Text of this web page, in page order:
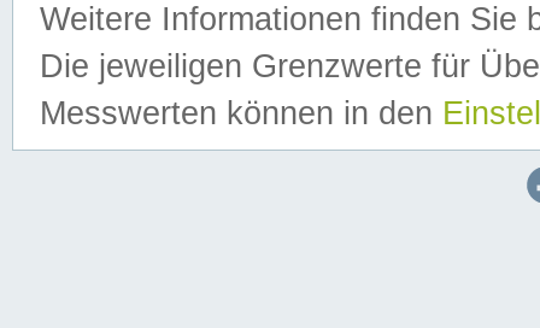
Weitere Informationen finden Sie
Die jeweiligen Grenzwerte für
Messwerten können in den